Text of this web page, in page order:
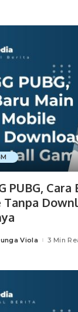
PUBG,
Tanpa
Viola 3 Min